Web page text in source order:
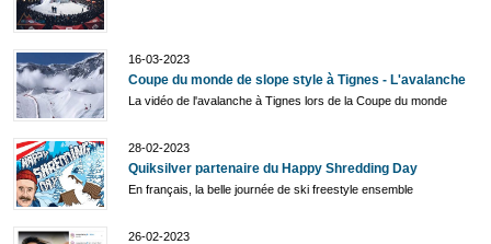
16-03-2023
Coupe du monde de slope style à Tignes - L'avalanche
La vidéo de l'avalanche à Tignes lors de la Coupe du monde
28-02-2023
Quiksilver partenaire du Happy Shredding Day
En français, la belle journée de ski freestyle ensemble
26-02-2023